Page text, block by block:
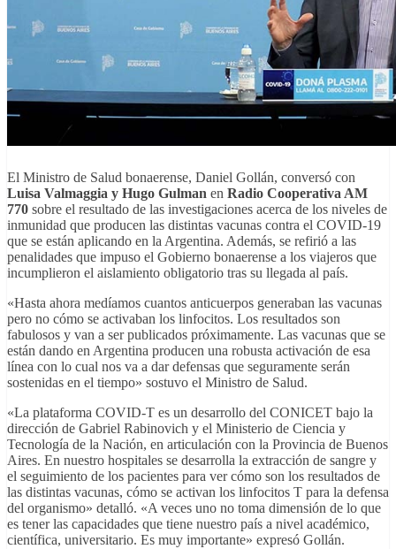
El Ministro de Salud bonaerense, Daniel Gollán, conversó con
Luisa Valmaggia y Hugo Gulman en Radio Cooperativa AM
770 sobre el resultado de las investigaciones acerca de los niveles de
inmunidad que producen las distintas vacunas contra el COVID-19
que se están aplicando en la Argentina. Además, se refirió a las
penalidades que impuso el Gobierno bonaerense a los viajeros que
incumplieron el aislamiento obligatorio tras su llegada al país.
«Hasta ahora medíamos cuantos anticuerpos generaban las vacunas
pero no cómo se activaban los linfocitos. Los resultados son
fabulosos y van a ser publicados próximamente. Las vacunas que se
están dando en Argentina producen una robusta activación de esa
línea con lo cual nos va a dar defensas que seguramente serán
sostenidas en el tiempo» sostuvo el Ministro de Salud.
«La plataforma COVID-T es un desarrollo del CONICET bajo la
dirección de Gabriel Rabinovich y el Ministerio de Ciencia y
Tecnología de la Nación, en articulación con la Provincia de Buenos
Aires. En nuestro hospitales se desarrolla la extracción de sangre y
el seguimiento de los pacientes para ver cómo son los resultados de
las distintas vacunas, cómo se activan los linfocitos T para la defensa
del organismo» detalló. «A veces uno no toma dimensión de lo que
es tener las capacidades que tiene nuestro país a nivel académico,
científica, universitario. Es muy importante» expresó Gollán.